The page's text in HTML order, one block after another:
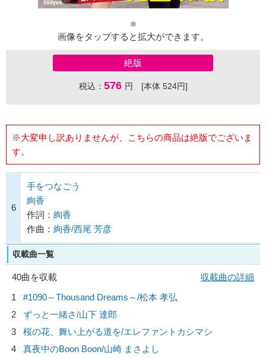
画像をタップすると拡大ができます。
絶版
税込： 576 円 [本体 524円]
※大変申し訳ありませんが、こちらの商品は絶版でございま
す。
6
手をつなごう
絢香
作詞： 絢香
作曲： 絢香/西尾 芳彦
収載曲一覧
40曲を収載
収載曲の詳細
1
#1090～Thousand Dreams～/松本 孝弘
2
ずっと一緒さ/山下 達郎
3
桜の花、舞い上がる道を/エレファントカシマシ
4
真夜中のBoon Boon/山崎 まさよし